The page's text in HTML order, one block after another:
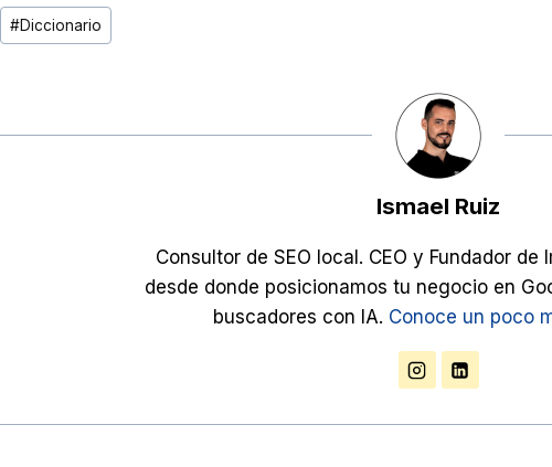
Etiquetas
de
#Diccionario
Ismael Ruiz
Consultor de SEO local. CEO y Fundador de
desde donde posicionamos tu negocio en
buscadores con IA. Conoce un poco